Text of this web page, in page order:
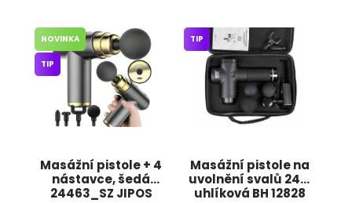
Masážní pistole + 4
nástavce, šedá
24463_SZ JIPOS
NOVINKA
TIP
Masážní pistole na
uvolnění svalů 24V,
uhlíková BH 12828
TIP